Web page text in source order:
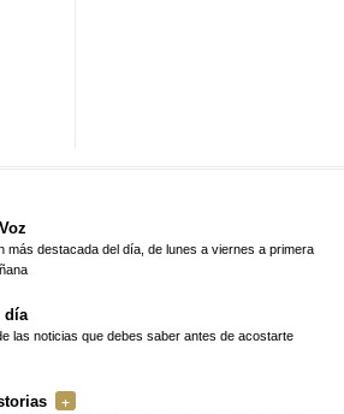
más destacada del día, de lunes a viernes a primera
día
las noticias que debes saber antes de acostarte